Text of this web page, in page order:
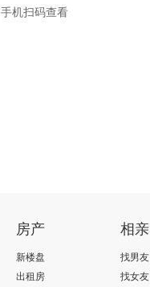
手机扫码查看
房产
新楼盘
出租房
相亲
找男友
找女友